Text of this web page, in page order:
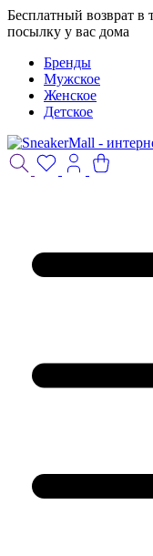
Бесплатный возврат
посылку у вас дома
Бренды
Мужское
Женское
Детское